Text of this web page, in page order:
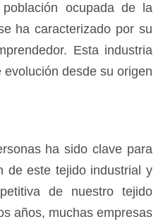
ocupada de la
ha caracterizado por su
Esta industria
desde su origen
ha sido clave para
de este tejido industrial y
de nuestro tejido
años, muchas empresas